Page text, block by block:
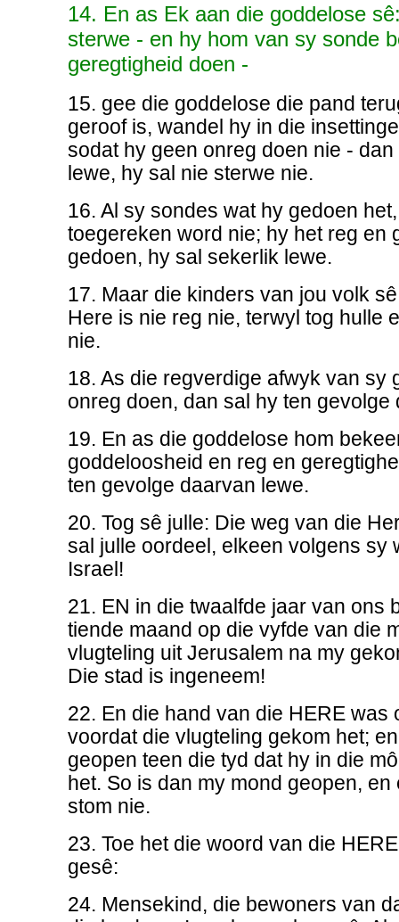
14. En as Ek aan die goddelose
sterwe - en hy hom van sy sonde
geregtigheid doen -
15. gee die goddelose die pand
geroof is, wandel hy in die
sodat hy geen onreg doen nie -
lewe, hy sal nie sterwe nie.
16. Al sy sondes wat hy gedoen
toegereken word nie; hy het reg en
gedoen, hy sal sekerlik lewe.
17. Maar die kinders van jou volk
Here is nie reg nie, terwyl tog hulle
nie.
18. As die regverdige afwyk van sy
onreg doen, dan sal hy ten gevolge
19. En as die goddelose hom
goddeloosheid en reg en
ten gevolge daarvan lewe.
20. Tog sê julle: Die weg van die
sal julle oordeel, elkeen volgens sy
Israel!
21. EN in die twaalfde jaar van ons
tiende maand op die vyfde van die
vlugteling uit Jerusalem na my
Die stad is ingeneem!
22. En die hand van die HERE was
voordat die vlugteling gekom het;
geopen teen die tyd dat hy in die
het. So is dan my mond geopen,
stom nie.
23. Toe het die woord van die
gesê:
24. Mensekind, die bewoners van